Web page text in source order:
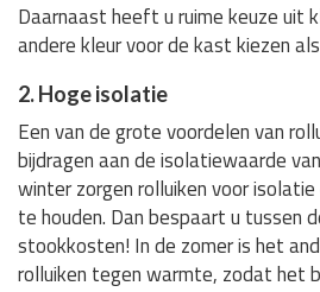
Daarnaast heeft u ruime keuze uit
andere kleur voor de kast kiezen
2. Hoge isolatie
Een van de grote voordelen van
bijdragen aan de isolatiewaarde
winter zorgen rolluiken voor
te houden. Dan bespaart u tussen
stookkosten! In de zomer is het
rolluiken tegen warmte, zodat het